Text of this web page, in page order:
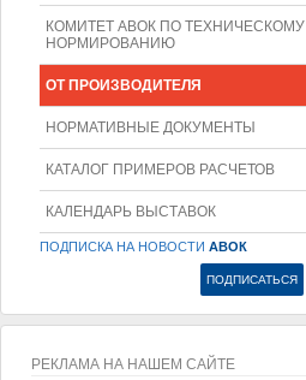
КОМИТЕТ АВОК ПО ТЕХНИЧЕСКОМУ
НОРМИРОВАНИЮ
ОТ ПРОИЗВОДИТЕЛЯ
НОРМАТИВНЫЕ ДОКУМЕНТЫ
КАТАЛОГ ПРИМЕРОВ РАСЧЕТОВ
КАЛЕНДАРЬ ВЫСТАВОК
ПОДПИСКА НА НОВОСТИ АВОК
РЕКЛАМА НА НАШЕМ САЙТЕ